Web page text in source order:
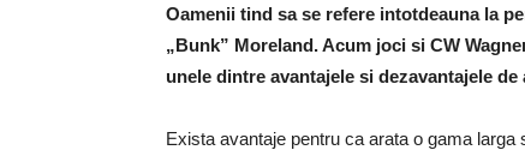
Oamenii tind sa se refere intotdeauna la
„Bunk” Moreland. Acum joci si CW
unele dintre avantajele si dezavantajele
Exista avantaje pentru ca arata o gama